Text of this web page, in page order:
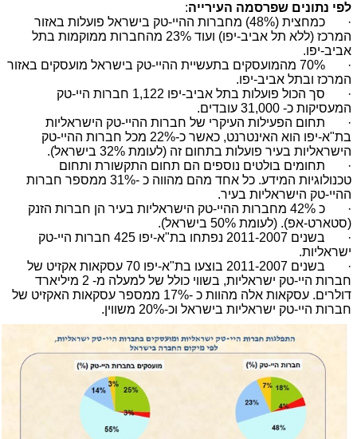
לפי נתונים שפרסמה העירייה:
· כמחצית (48%) מחברות ההיי-טק בישראל פועלות באזור
המרכז (ללא תל אביב-יפו) ועוד 23% מהחברות ממוקמות בתל
אביב-יפו.
· 70% מהמועסקים בתעשיית ההיי-טק בישראל מועסקים באזור
המרכז ובתל אביב-יפו.
· סך הכול פועלות בתל אביב-יפו 1,122 חברות היי-טק
המעסיקות כ- 31,000 עובדים.
· תחום הפעילות העיקרי של חברות ההיי-טק הישראליות
בת"א-יפו הוא האינטרנט, כאשר כ-22% מכל חברות ההיי -טק
הישראליות בעיר פועלות בתחום זה (לעומת 32% בישראל).
· תחומים בולטים נוספים הם תחום התקשורת ותחום
טכנולוגיות המידע. כל אחד מהם מהווה כ 31%- ממספר חברות
ההיי-טק הישראליות בעיר.
· כ 42% מחברות ההיי-טק הישראליות בעיר הן חברות הזנק
(סטארט-אפ). (לעומת 50% בישראל).
· בשנים 2011-2007 נפתחו בת"א-יפו 425 חברות היי-טק
ישראליות.
· בשנים 2011-2007 בוצעו בת"א-יפו 70 עסקאות אקזיט של
חברות היי-טק ישראליות, בשווי כולל של למעלה מ- 2 מיליארד
דולרים. עסקאות אלה מהוות כ -17% ממספר עסקאות האקזיט של
חברות היי-טק ישראליות בישראל וכ-20% משווין.